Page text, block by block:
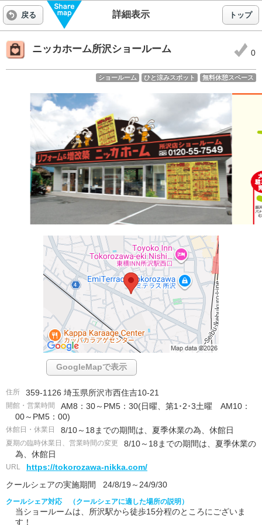
戻る 詳細表示 トップ
0
ニッカホーム所沢ショールーム
ショールーム ひと涼みスポット 無料休憩スペース
GoogleMapで表示
住所 359-1126 埼玉県所沢市西住吉10-21
開館・営業時間
AM8：30～PM5：30(日曜、第1･2･3土曜 AM10：
00～PM5：00)
休館日・休業日 8/10～18までの期間は、夏季休業の為、休館日
夏期の臨時休業日、営業時間の変更
8/10～18までの期間は、夏季休業の
為、休館日
URL
https://tokorozawa-nikka.com/
クールシェアの実施期間
24/8/19～24/9/30
クールシェア対応 （クールシェアに適した場所の説明）
当ショールームは、所沢駅から徒歩15分程のところにございま
す！